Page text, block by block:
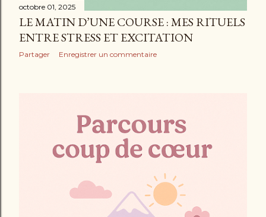
octobre 01, 2025
LE MATIN D’UNE COURSE : MES RITUELS
ENTRE STRESS ET EXCITATION
Partager Enregistrer un commentaire